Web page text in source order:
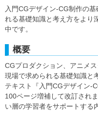
入門CGデザイン-CG制作の
れる基礎知識と考え方をより
中です。
概要
CGプロダクション、アニメ
現場で求められる基礎知識と
テキスト『入門CGデザイン-
100ページ増補して改訂され
い層の学習者をサポートする